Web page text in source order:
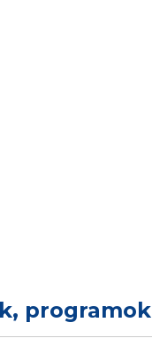
programok